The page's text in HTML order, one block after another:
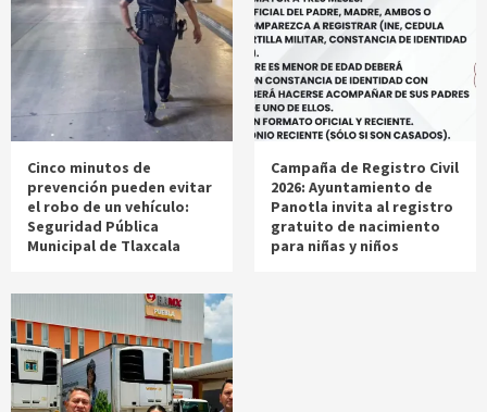
Cinco minutos de
prevención pueden evitar
el robo de un vehículo:
Seguridad Pública
Municipal de Tlaxcala
Campaña de Registro Civil
2026: Ayuntamiento de
Panotla invita al registro
gratuito de nacimiento
para niñas y niños